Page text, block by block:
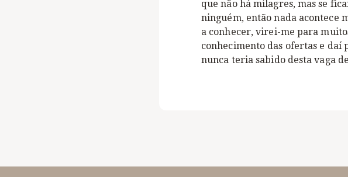
que não há milagres, mas se
ninguém, então nada acontece
a conhecer, virei-me para
conhecimento das ofertas e daí
nunca teria sabido desta vaga